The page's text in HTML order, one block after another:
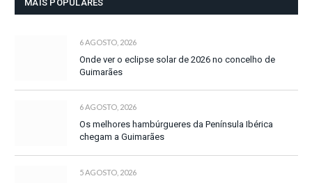
MAIS POPULARES
6 AGOSTO, 2026
Onde ver o eclipse solar de 2026 no concelho de
Guimarães
6 AGOSTO, 2026
Os melhores hambúrgueres da Península Ibérica
chegam a Guimarães
5 AGOSTO, 2026